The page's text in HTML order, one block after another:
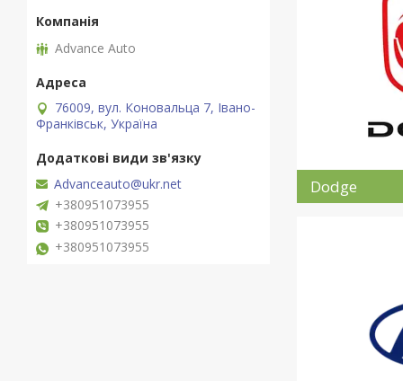
Dodge
Advance Auto
76009, вул. Коновальца 7, Івано-
Франківськ, Україна
Advanceauto@ukr.net
+380951073955
+380951073955
+380951073955